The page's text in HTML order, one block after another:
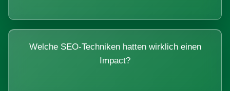
Welche SEO-Techniken hatten wirklich einen
Impact?